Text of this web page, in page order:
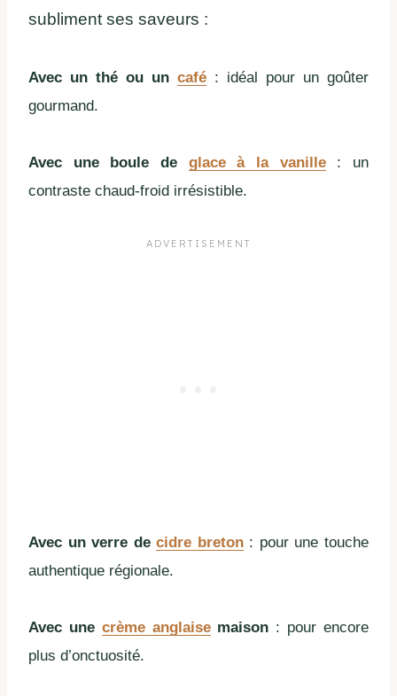
subliment ses saveurs :
Avec un thé ou un café : idéal pour un goûter
gourmand.
Avec une boule de glace à la vanille: un
contraste chaud-froid irrésistible.
Avec un verre decidre breton: pour une touche
authentique régionale.
Avec une crème anglaisemaison : pour encore
plus d’onctuosité.